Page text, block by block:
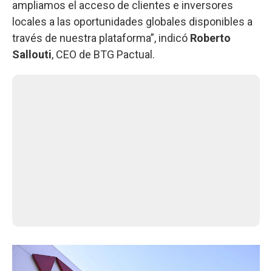
ampliamos el acceso de clientes e inversores
locales a las oportunidades globales disponibles a
través de nuestra plataforma”, indicó Roberto
Sallouti, CEO de BTG Pactual.